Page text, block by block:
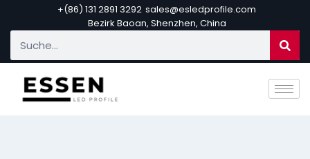
+(86) 131 2891 3292 sales@esledprofile.com
Bezirk Baoan, Shenzhen, China